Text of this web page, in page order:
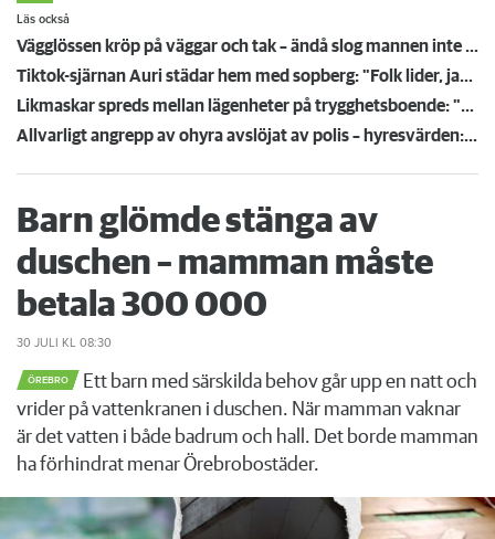
Läs också
Vägglössen kröp på väggar och tak – ändå slog mannen inte larm: ”Extrema mängder”
Tiktok-sjärnan Auri städar hem med sopberg: "Folk lider, jag berättar deras historia"
Likmaskar spreds mellan lägenheter på trygghetsboende: "Vi visste inte vad det var"
Allvarligt angrepp av ohyra avslöjat av polis – hyresvärden: ”Ovanligt svår situation”
Barn glömde stänga av
duschen – mamman måste
betala 300 000
30 JULI KL 08:30
ÖREBRO
Ett barn med särskilda behov går upp en natt och
vrider på vattenkranen i duschen. När mamman vaknar
är det vatten i både badrum och hall. Det borde mamman
ha förhindrat menar Örebrobostäder.